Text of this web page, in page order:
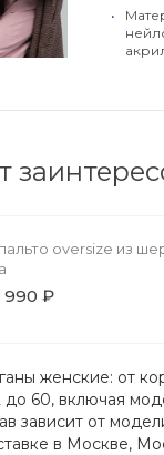
•
oversize из
990 ₽
женские: от
60, включая
зависит от
в Москве,